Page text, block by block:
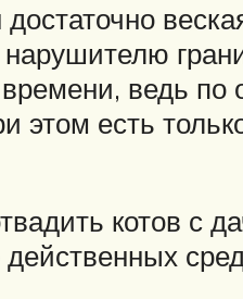
времени, ведь
этом есть
котов с
действенных